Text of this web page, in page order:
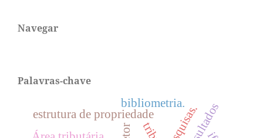
Navegar
Palavras-chave
estrutura de propriedade
bibliometria.pesquisas.